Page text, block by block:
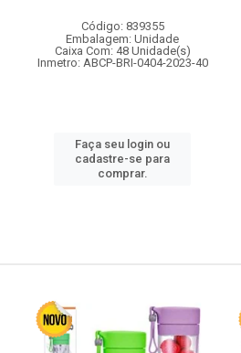
Código: 839355
Embalagem: Unidade
Caixa Com: 48 Unidade(s)
Inmetro: ABCP-BRI-0404-2023-40
Faça seu login ou
cadastre-se para
comprar.